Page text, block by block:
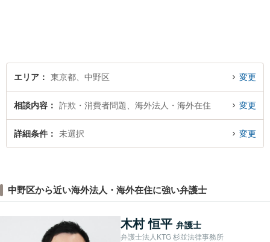
エリア 東京都、中野区 変更
相談内容 詐欺・消費者問題、海外法人・海外在住 変更
詳細条件 未選択 変更
中野区から近い海外法人・海外在住に強い弁護士
木村 恒平 弁護士
弁護士法人KTG 杉並法律事務所